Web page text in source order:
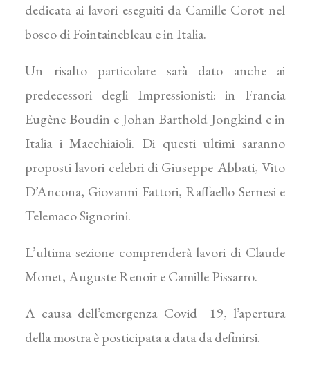
dedicata ai lavori eseguiti da Camille Corot nel
bosco di Fointainebleau e in Italia.
Un risalto particolare sarà dato anche ai
predecessori degli Impressionisti: in Francia
Eugène Boudin e Johan Barthold Jongkind e in
Italia i Macchiaioli. Di questi ultimi saranno
proposti lavori celebri di Giuseppe Abbati, Vito
D’Ancona, Giovanni Fattori, Raffaello Sernesi e
Telemaco Signorini.
L’ultima sezione comprenderà lavori di Claude
Monet, Auguste Renoir e Camille Pissarro.
A causa dell’emergenza Covid 19, l’apertura
della mostra è posticipata a data da definirsi.